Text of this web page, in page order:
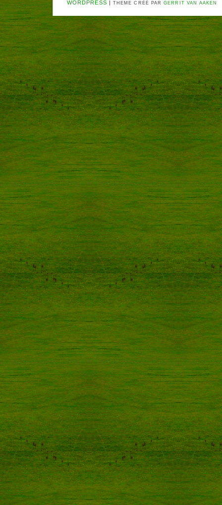
WORDPRESS | THEME CRÉÉ PARGERRIT VAN AAKEN